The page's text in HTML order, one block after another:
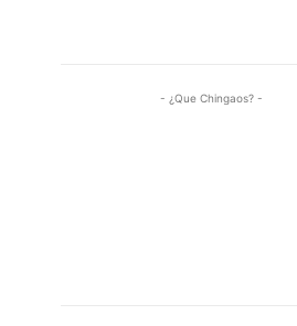
- ¿Que Chingaos? -